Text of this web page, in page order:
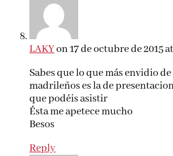
LAKYon 17 de octubre de 2015
Sabes que lo que más envidio
madrileños es la de
que podéis asistir
Ésta me apetece mucho
Besos
Reply